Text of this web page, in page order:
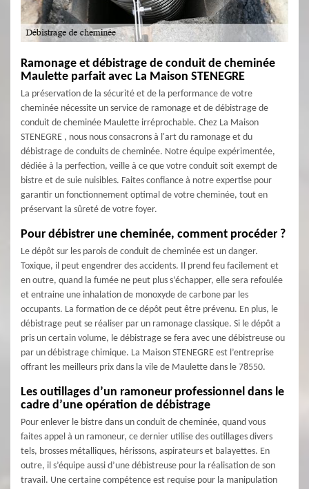
Ramonage et débistrage de conduit de cheminée
Maulette parfait avec La Maison STENEGRE
La préservation de la sécurité et de la performance de votre
cheminée nécessite un service de ramonage et de débistrage de
conduit de cheminée Maulette irréprochable. Chez La Maison
STENEGRE , nous nous consacrons à l'art du ramonage et du
débistrage de conduits de cheminée. Notre équipe expérimentée,
dédiée à la perfection, veille à ce que votre conduit soit exempt de
bistre et de suie nuisibles. Faites confiance à notre expertise pour
garantir un fonctionnement optimal de votre cheminée, tout en
préservant la sûreté de votre foyer.
Pour débistrer une cheminée, comment procéder ?
Le dépôt sur les parois de conduit de cheminée est un danger.
Toxique, il peut engendrer des accidents. Il prend feu facilement et
en outre, quand la fumée ne peut plus s’échapper, elle sera refoulée
et entraine une inhalation de monoxyde de carbone par les
occupants. La formation de ce dépôt peut être prévenu. En plus, le
débistrage peut se réaliser par un ramonage classique. Si le dépôt a
pris un certain volume, le débistrage se fera avec une débistreuse ou
par un débistrage chimique. La Maison STENEGRE est l’entreprise
offrant les meilleurs prix dans la vile de Maulette dans le 78550.
Les outillages d’un ramoneur professionnel dans le
cadre d’une opération de débistrage
Pour enlever le bistre dans un conduit de cheminée, quand vous
faites appel à un ramoneur, ce dernier utilise des outillages divers
tels, brosses métalliques, hérissons, aspirateurs et balayettes. En
outre, il s’équipe aussi d’une débistreuse pour la réalisation de son
travail. Une certaine compétence est requise pour la manipulation